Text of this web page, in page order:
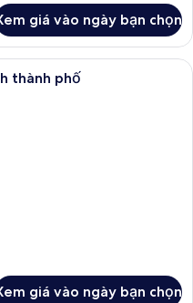
giá vào ngày bạn chọn
khu vực làm việc phù hợp cho
thành phố
giá vào ngày bạn chọn